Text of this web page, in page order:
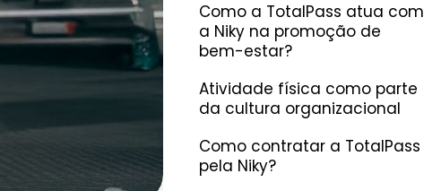
Como a TotalPass atua com
a Niky na promoção de
bem-estar?
Atividade física como parte
da cultura organizacional
Como contratar a TotalPass
pela Niky?